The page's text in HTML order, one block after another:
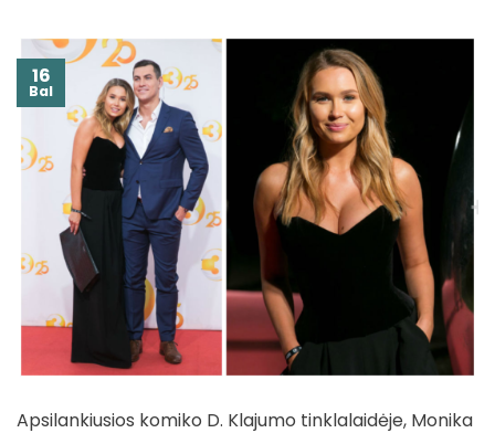
16
Bal
Apsilankiusios komiko D. Klajumo tinklalaidėje, Monika